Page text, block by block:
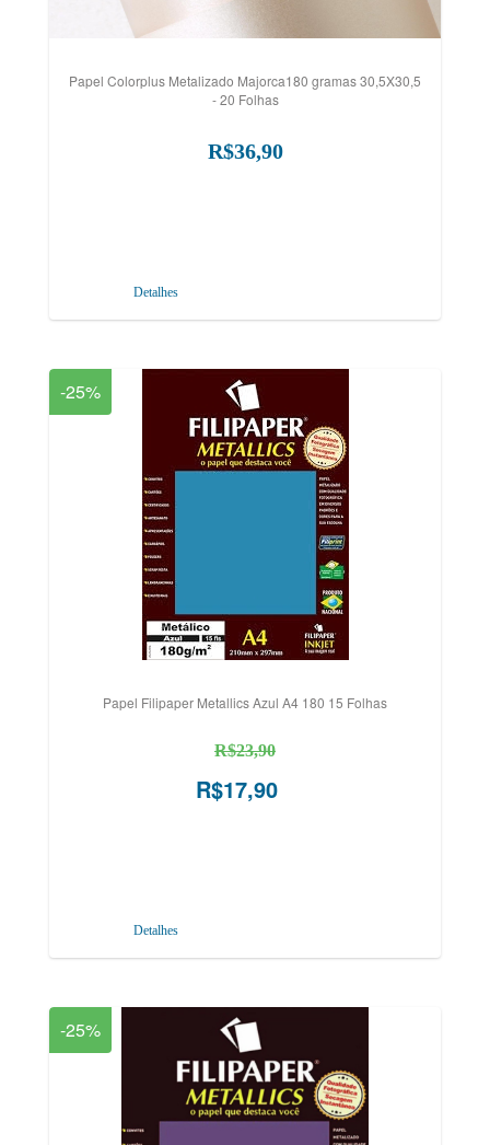
Papel Colorplus Metalizado Majorca180 gramas 30,5X30,5
- 20 Folhas
R$36,90
Detalhes
-25%
Papel Filipaper Metallics Azul A4 180 15 Folhas
R$23,90
R$17,90
Detalhes
-25%